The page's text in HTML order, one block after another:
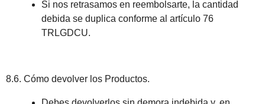
Si nos retrasamos en reembolsarte, la cantidad
debida se duplica conforme al artículo 76
TRLGDCU.
8.6. Cómo devolver los Productos.